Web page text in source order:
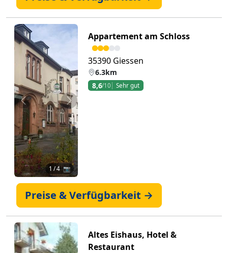
Zurück Weiter
1 / 4 📷
Appartement am Schloss
35390 Giessen
6.3km
8,6/10 Sehr gut
Preise & Verfügbarkeit →
Altes Eishaus, Hotel &
Restaurant